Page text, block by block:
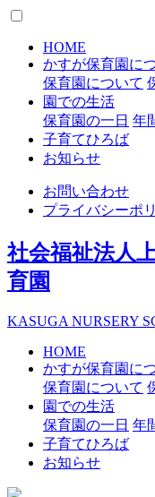
HOME
かすが保育園に
保育園について
園での生活
保育園の一日 年
子育てひろば
お知らせ
お問い合わせ
プライバシーポ
社会福祉法人
育園
KASUGA NURSERY S
HOME
かすが保育園に
保育園について
園での生活
保育園の一日 年
子育てひろば
お知らせ